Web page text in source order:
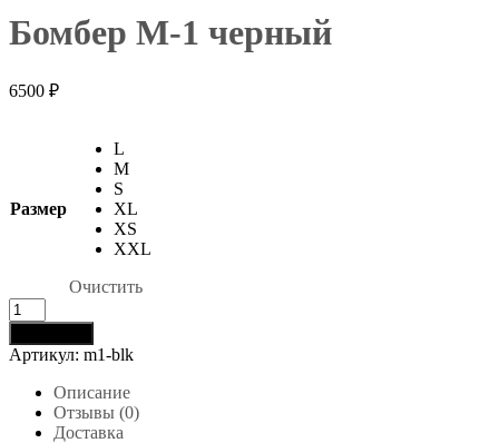
Бомбер М-1 черный
6500 ₽
Размер
L
M
S
XL
XS
XXL
Очистить
Количество
товара
Бомбер
М-1
черный
Артикул: m1-blk
Описание
Отзывы (0)
Доставка